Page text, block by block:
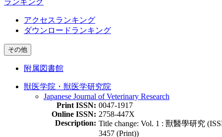
アクセスランキング
ダウンロードランキング
その他
附属図書館
獣医学院・獣医学研究院
Japanese Journal of Veterinary Research
Print ISSN: 0047-1917
Online ISSN: 2758-447X
Description: Title change: Vol. 1 : 獸醫學研究
3457 (Print))